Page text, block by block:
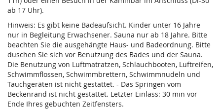
ab 17 Uhr).
Hinweis: Es gibt keine Badeaufsicht. Kinder unter 16 Jahre
nur in Begleitung Erwachsener. Sauna nur ab 18 Jahre. Bitte
beachten Sie die ausgehängte Haus- und Badeordnung. Bitte
duschen Sie sich vor Benutzung des Bades und der Sauna.
Die Benutzung von Luftmatratzen, Schlauchbooten, Luftreifen,
Schwimmflossen, Schwimmbrettern, Schwimmnudeln und
Tauchgeräten ist nicht gestattet. - Das Springen vom
Beckenrand ist nicht gestattet. Letzter Einlass: 30 min vor
Ende Ihres gebuchten Zeitfensters.